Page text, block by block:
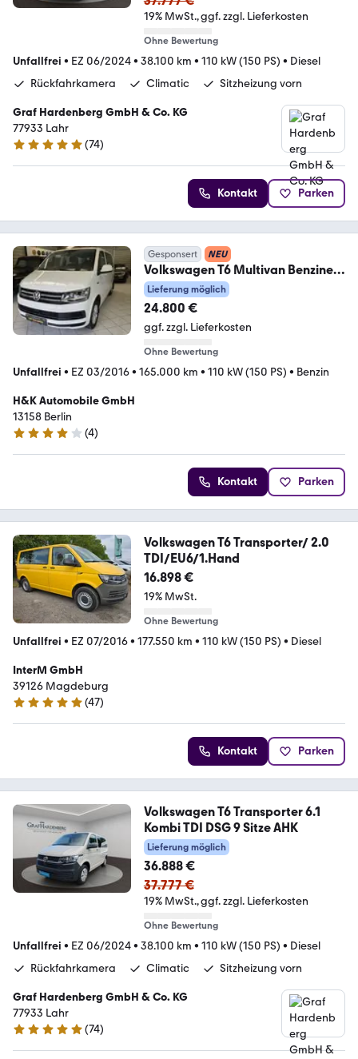
19% MwSt. ggf. zzgl. Lieferkosten
Ohne Bewertung
Unfallfrei • EZ 06/2024• 38.100 km • 110 kW (150 PS) • Diesel
Rückfahrkamera
Climatic Sitzheizung vorn
Graf Hardenberg GmbH & Co. KG
77933 Lahr
4.9 Sterne
(74)
Kontakt Parken
Gesponsert NEU
Volkswagen T6 Multivan Benziner
Klima 7xSitzer Tisch+Bett
Lieferung möglich
24.800 €
ggf. zzgl. Lieferkosten
Ohne Bewertung
Unfallfrei • EZ 03/2016• 165.000 km • 110 kW (150 PS) • Benzin
H&K Automobile GmbH
13158 Berlin
3.9 Sterne
(4)
Kontakt Parken
Volkswagen T6 Transporter/ 2.0
TDI/EU6/1.Hand
16.898 €
19% MwSt.
Ohne Bewertung
Unfallfrei • EZ 07/2016• 177.550 km • 110 kW (150 PS) • Diesel
InterM GmbH
39126 Magdeburg
5 Sterne
(47)
Kontakt Parken
Volkswagen T6 Transporter 6.1
Kombi TDI DSG 9 Sitze AHK
Lieferung möglich
36.888 €
37.777 €
19% MwSt. ggf. zzgl. Lieferkosten
Ohne Bewertung
Unfallfrei • EZ 06/2024• 38.100 km • 110 kW (150 PS) • Diesel
Rückfahrkamera
Climatic Sitzheizung vorn
Graf Hardenberg GmbH & Co. KG
77933 Lahr
4.9 Sterne
(74)